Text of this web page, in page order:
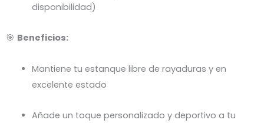
disponibilidad)
🎯 Beneficios:
Mantiene tu estanque libre de rayaduras y en
excelente estado
Añade un toque personalizado y deportivo a tu